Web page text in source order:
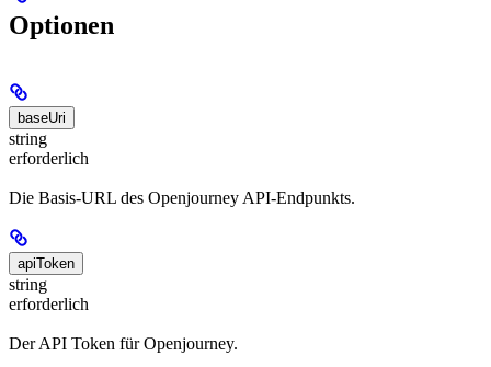
Optionen
baseUri
string
erforderlich
Die Basis-URL des Openjourney API-Endpunkts.
apiToken
string
erforderlich
Der API Token für Openjourney.